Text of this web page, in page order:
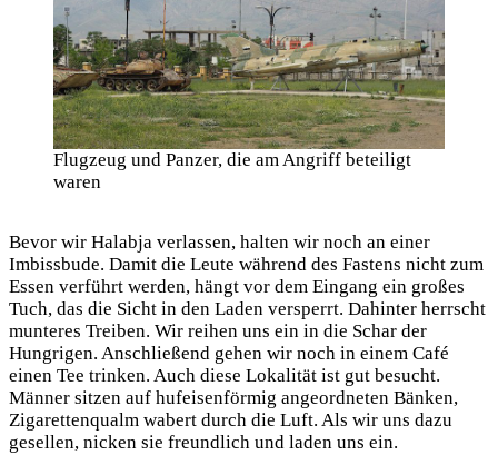
Flugzeug und Panzer, die am Angriff beteiligt
waren
Bevor wir Halabja verlassen, halten wir noch an einer
Imbissbude. Damit die Leute während des Fastens nicht zum
Essen verführt werden, hängt vor dem Eingang ein großes
Tuch, das die Sicht in den Laden versperrt. Dahinter herrscht
munteres Treiben. Wir reihen uns ein in die Schar der
Hungrigen. Anschließend gehen wir noch in einem Café
einen Tee trinken. Auch diese Lokalität ist gut besucht.
Männer sitzen auf hufeisenförmig angeordneten Bänken,
Zigarettenqualm wabert durch die Luft. Als wir uns dazu
gesellen, nicken sie freundlich und laden uns ein.